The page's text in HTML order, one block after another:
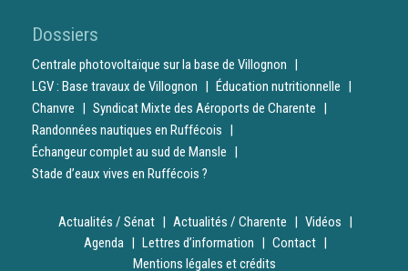
Dossiers
Centrale photovoltaïque sur la base de Villognon
LGV : Base travaux de Villognon
Éducation nutritionnelle
Chanvre
Syndicat Mixte des Aéroports de Charente
Randonnées nautiques en Ruffécois
Échangeur complet au sud de Mansle
Stade d’eaux vives en Ruffécois ?
Actualités / Sénat Actualités / Charente
Vidéos
Agenda
Lettres d’information
Contact
Mentions légales et crédits